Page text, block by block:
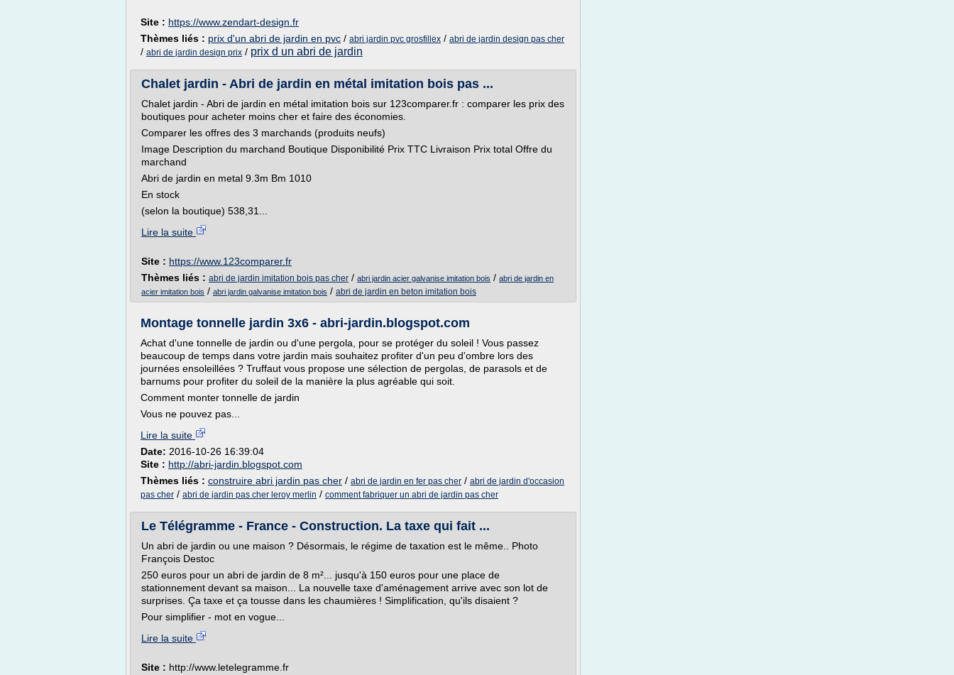
Site : https://www.zendart-design.fr
Thèmes liés : prix d'un abri de jardin en pvc / abri jardin pvc grosfillex / abri de jardin design pas cher
/ abri de jardin design prix / prix d un abri de jardin
Chalet jardin - Abri de jardin en métal imitation bois pas ...
Chalet jardin - Abri de jardin en métal imitation bois sur 123comparer.fr : comparer les prix des
boutiques pour acheter moins cher et faire des économies.
Comparer les offres des 3 marchands (produits neufs)
Image Description du marchand Boutique Disponibilité Prix TTC Livraison Prix total Offre du
marchand
Abri de jardin en metal 9.3m Bm 1010
En stock
(selon la boutique) 538,31...
Lire la suite
Site : https://www.123comparer.fr
Thèmes liés : abri de jardin imitation bois pas cher / abri jardin acier galvanise imitation bois / abri de jardin en
acier imitation bois / abri jardin galvanise imitation bois / abri de jardin en beton imitation bois
Montage tonnelle jardin 3x6 - abri-jardin.blogspot.com
Achat d'une tonnelle de jardin ou d'une pergola, pour se protéger du soleil ! Vous passez
beaucoup de temps dans votre jardin mais souhaitez profiter d'un peu d'ombre lors des
journées ensoleillées ? Truffaut vous propose une sélection de pergolas, de parasols et de
barnums pour profiter du soleil de la manière la plus agréable qui soit.
Comment monter tonnelle de jardin
Vous ne pouvez pas...
Lire la suite
Date: 2016-10-26 16:39:04
Site : http://abri-jardin.blogspot.com
Thèmes liés : construire abri jardin pas cher / abri de jardin en fer pas cher / abri de jardin d'occasion
pas cher / abri de jardin pas cher leroy merlin / comment fabriquer un abri de jardin pas cher
Le Télégramme - France - Construction. La taxe qui fait ...
Un abri de jardin ou une maison ? Désormais, le régime de taxation est le même.. Photo
François Destoc
250 euros pour un abri de jardin de 8 m²... jusqu'à 150 euros pour une place de
stationnement devant sa maison... La nouvelle taxe d'aménagement arrive avec son lot de
surprises. Ça taxe et ça tousse dans les chaumières ! Simplification, qu'ils disaient ?
Pour simplifier - mot en vogue...
Lire la suite
Site : http://www.letelegramme.fr